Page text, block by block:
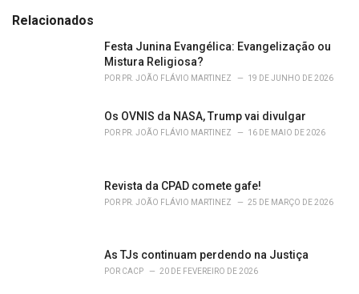
o
r:Relacionados
Festa Junina Evangélica: Evangelização ou
Mistura Religiosa?
POR PR. JOÃO FLÁVIO MARTINEZ 19 DE JUNHO DE 2026
Os OVNIS da NASA, Trump vai divulgar
POR PR. JOÃO FLÁVIO MARTINEZ 16 DE MAIO DE 2026
Revista da CPAD comete gafe!
POR PR. JOÃO FLÁVIO MARTINEZ 25 DE MARÇO DE 2026
As TJs continuam perdendo na Justiça
POR CACP 20 DE FEVEREIRO DE 2026